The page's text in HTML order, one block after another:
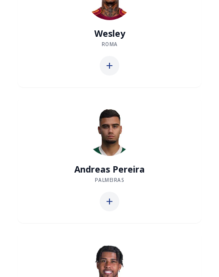
Wesley
ROMA
add
Andreas Pereira
PALMEIRAS
add